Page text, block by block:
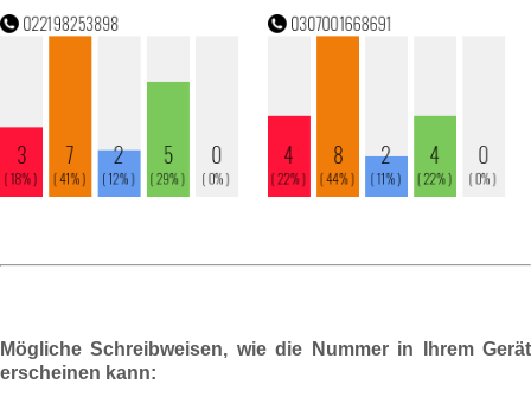
Mögliche Schreibweisen, wie die Nummer in Ihrem Gerät
erscheinen kann: